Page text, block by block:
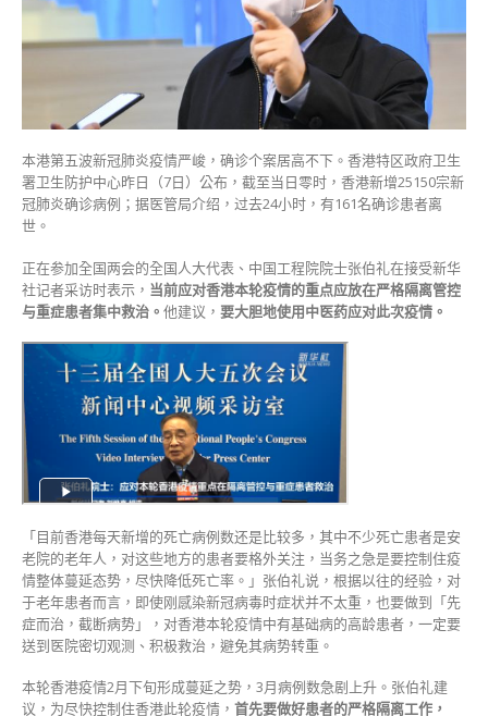
情？
张
礼：
隔
离
控、
重
症
大
胆
使
用
中
本港第五波新冠肺炎疫情严峻，确诊个案居高不下。香港特区政府卫生
署卫生防护中心昨日（7日）公布，截至当日零时，香港新增25150宗新
冠肺炎确诊病例；据医管局介绍，过去24小时，有161名确诊患者离
世。
正在参加全国两会的全国人大代表、中国工程院院士张伯礼在接受新华
社记者采访时表示， 当前应对香港本轮疫情的重点应放在严格隔离管控
与重症患者集中救治。 他建议， 要大胆地使用中医药应对此次疫情。
「目前香港每天新增的死亡病例数还是比较多，其中不少死亡患者是安
老院的老年人，对这些地方的患者要格外关注，当务之急是要控制住疫
情整体蔓延态势，尽快降低死亡率。」张伯礼说，根据以往的经验，对
于老年患者而言，即使刚感染新冠病毒时症状并不太重，也要做到「先
症而治，截断病势」，对香港本轮疫情中有基础病的高龄患者，一定要
送到医院密切观测、积极救治，避免其病势转重。
本轮香港疫情2月下旬形成蔓延之势，3月病例数急剧上升。张伯礼建
议，为尽快控制住香港此轮疫情， 首先要做好患者的严格隔离工作，